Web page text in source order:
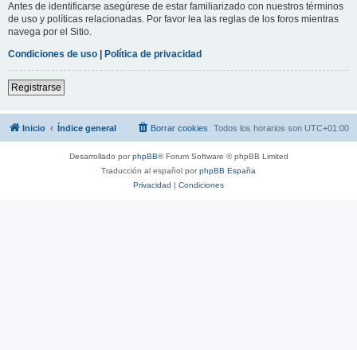
Antes de identificarse asegúrese de estar familiarizado con nuestros términos
de uso y políticas relacionadas. Por favor lea las reglas de los foros mientras
navega por el Sitio.
Condiciones de uso | Política de privacidad
Registrarse
Inicio Índice general Todos los horarios son UTC+01:00
Borrar cookies
Desarrollado porphpBB® Forum Software © phpBB Limited
Traducción al español porphpBB España
Privacidad | Condiciones